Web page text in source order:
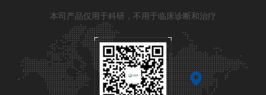
本司产品仅用于科研，不用于临床诊断和治疗